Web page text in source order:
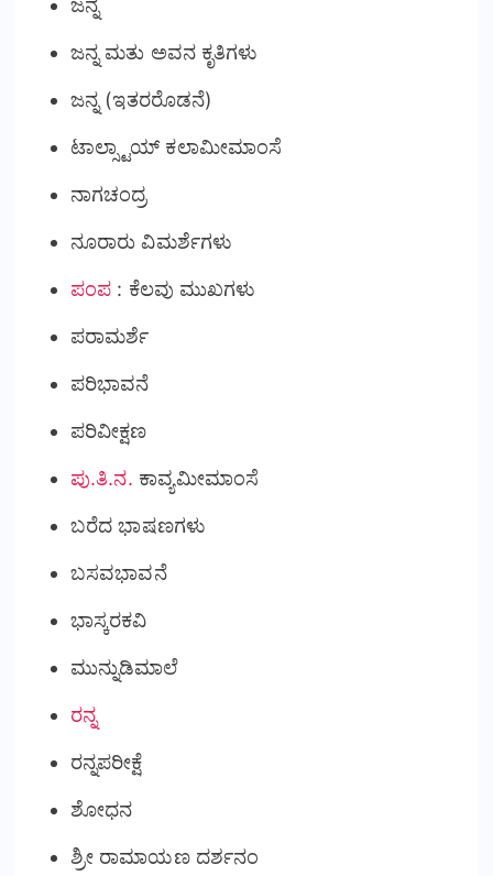
ಜನ್ನ
ಜನ್ನ ಮತು ಅವನ ಕೃತಿಗಳು
ಜನ್ನ (ಇತರರೊಡನೆ)
ಟಾಲ್ಸ್ಟಾಯ್ ಕಲಾಮೀಮಾಂಸೆ
ನಾಗಚಂದ್ರ
ನೂರಾರು ವಿಮರ್ಶೆಗಳು
ಪಂಪ : ಕೆಲವು ಮುಖಗಳು
ಪರಾಮರ್ಶೆ
ಪರಿಭಾವನೆ
ಪರಿವೀಕ್ಷಣ
ಪು.ತಿ.ನ. ಕಾವ್ಯಮೀಮಾಂಸೆ
ಬರೆದ ಭಾಷಣಗಳು
ಬಸವಭಾವನೆ
ಭಾಸ್ಕರಕವಿ
ಮುನ್ನುಡಿಮಾಲೆ
ರನ್ನ
ರನ್ನಪರೀಕ್ಷೆ
ಶೋಧನ
ಶ್ರೀ ರಾಮಾಯಣ ದರ್ಶನಂ